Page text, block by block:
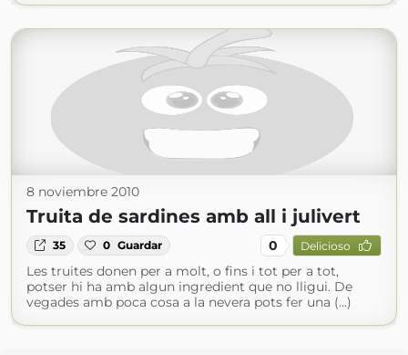
8 noviembre 2010
Truita de sardines amb all i julivert
35 0 Guardar 0 Delicioso
Les truites donen per a molt, o fins i tot per a tot,
potser hi ha amb algun ingredient que no lligui. De
vegades amb poca cosa a la nevera pots fer una (...)